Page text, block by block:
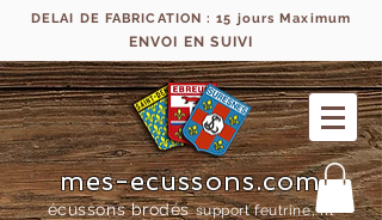
DELAI DE FABRICATION : 15 jours Maximum
ENVOI EN SUIVI
mes-ecussons.com
écussons brodés support feutrine, fil